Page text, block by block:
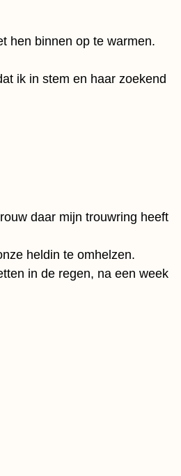
hen binnen op te warmen.
ik in stem en haar zoekend
daar mijn trouwring heeft
heldin te omhelzen.
in de regen, na een week